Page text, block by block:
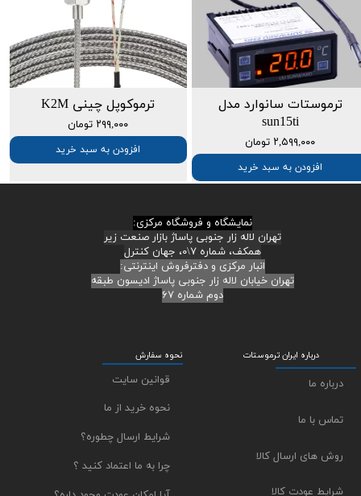
ترموستات سانوارد مدل
sun15ti
۲,۵۹۹,۰۰۰ تومان
افزودن به سبد خرید
ترموکوپل چینی K2M
۲۹۹,۰۰۰ تومان
افزودن به سبد خرید
نمایشگاه و فروشگاه مرکزی:
تهران لاله زار جنوبی پاساژ بازار صنعت زیر
همکف، شماره ۷\۰، جهان کنترل
انبار مرکزی و دفترفروش اینترنتی:
تهران خیابان لاله زار جنوبی پاساژ ادیسون طبقه
دوم شماره ۶۷
نحوه سفارش
قوانین سایت
نحوه خرید از ما
شرایط ارسال چطوره؟
چرا به ما اعتماد کنید ؟
درباره ایران ترموستات
درباره ما
تماس با ما
روش های ارسال کالا
شرایط عودت کالا